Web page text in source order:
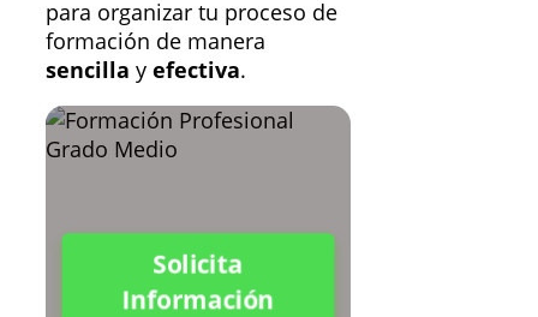
para organizar tu proceso de
formación de manera
sencilla y efectiva.
Solicita
Información